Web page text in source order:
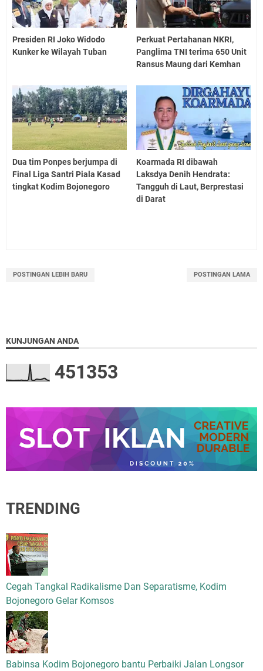
Presiden RI Joko Widodo
Kunker ke Wilayah Tuban
Perkuat Pertahanan NKRI,
Panglima TNI terima 650 Unit
Ransus Maung dari Kemhan
Dua tim Ponpes berjumpa di
Final Liga Santri Piala Kasad
tingkat Kodim Bojonegoro
Koarmada RI dibawah
Laksdya Denih Hendrata:
Tangguh di Laut, Berprestasi
di Darat
POSTINGAN LEBIH BARU POSTINGAN LAMA
KUNJUNGAN ANDA
451353
TRENDING
Cegah Tangkal Radikalisme Dan Separatisme, Kodim
Bojonegoro Gelar Komsos
Babinsa Kodim Bojonegoro bantu Perbaiki Jalan Longsor